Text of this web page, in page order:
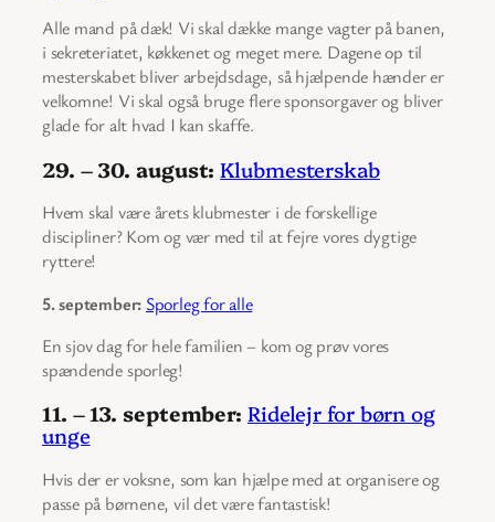
Alle mand på dæk! Vi skal dække mange vagter på banen,
i sekreteriatet, køkkenet og meget mere. Dagene op til
mesterskabet bliver arbejdsdage, så hjælpende hænder er
velkomne! Vi skal også bruge flere sponsorgaver og bliver
glade for alt hvad I kan skaffe.
29. – 30. august:Klubmesterskab
Hvem skal være årets klubmester i de forskellige
discipliner? Kom og vær med til at fejre vores dygtige
ryttere!
5. september: Sporleg for alle
En sjov dag for hele familien – kom og prøv vores
spændende sporleg!
11. – 13. september: Ridelejr for børn og
unge
Hvis der er voksne, som kan hjælpe med at organisere og
passe på børnene, vil det være fantastisk!